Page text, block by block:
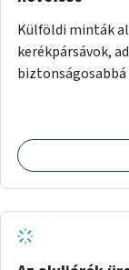
Külföldi minták
kerékpársávok,